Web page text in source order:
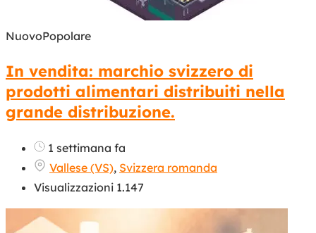
NuovoPopolare
In vendita: marchio svizzero di
prodotti alimentari distribuiti nella
grande distribuzione.
1 settimana fa
Vallese (VS), Svizzera romanda
Visualizzazioni 1.147